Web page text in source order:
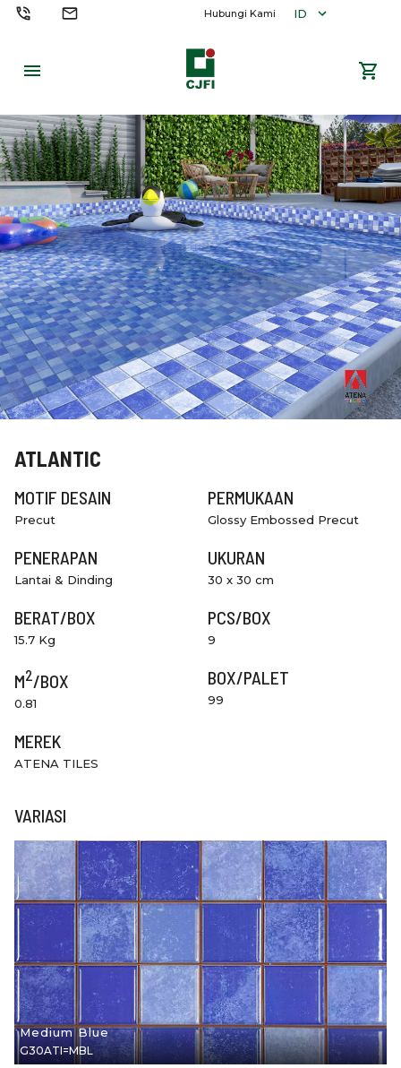
Hubungi Kami ID
ATLANTIC
MOTIF DESAIN
Precut
PERMUKAAN
Glossy Embossed Precut
PENERAPAN
Lantai & Dinding
UKURAN
30 x 30 cm
BERAT/BOX
15.7 Kg
PCS/BOX
9
M2/BOX
0.81
BOX/PALET
99
MEREK
ATENA TILES
VARIASI
Medium Blue
G30ATI=MBL